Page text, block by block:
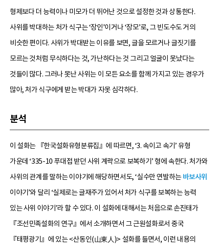
형제보다 더 능력이나 미모가 더 뛰어난 것으로 설정한 것과 상통한다.
사위를 박대하는 처가 식구는 ‘장인’이거나 ‘장모’로, 그 빈도수도 거의
비슷한 편이다. 사위가 박대받는 이유를 보면, 글을 모르거나 글짓기를
모르는 것처럼 무식하다는 것, 가난하다는 것 그리고 얼굴이 못났다는
것들이 많다. 그러나 못난 사위는 이 모든 요소를 함께 가지고 있는 경우가
많아, 처가 식구에게 받는 박대가 자못 심각하다.
분석
이 설화는 『한국설화유형분류집』에 따르면, ‘3. 속이고 속기’ 유형
가운데 ‘335-10 푸대접 받던 사위 계략으로 보복하기’ 형에 속한다. 처가와
사위의 관계를 말하는 이야기에 해당하면서도, ‘실수만 연발하는 바보사위
이야기’와 달리 ‘실제로는 글재주가 있어서 처가 식구를 보복하는 능력
있는 사위 이야기’라 할 수 있다. 이 설화에 대해서는 처음으로 손진태가
『조선민족설화의 연구』에서 소개하면서 그 근원설화로서 중국
『태평광기』에 있는 <산동인(山東人)> 설화를 들면서, 이런 내용의